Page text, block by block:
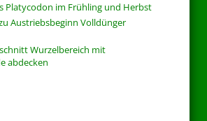
Platycodon im Frühling und Herbst
Austriebsbeginn Volldünger
Wurzelbereich mit
abdecken